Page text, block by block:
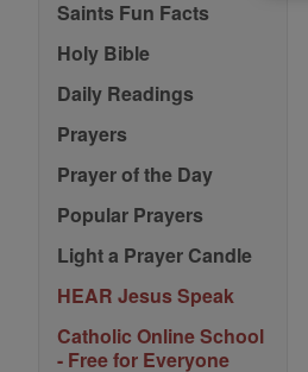
Saints Fun Facts
Holy Bible
Daily Readings
Prayers
Prayer of the Day
Popular Prayers
Light a Prayer Candle
HEAR Jesus Speak
Catholic Online School
- Free for Everyone